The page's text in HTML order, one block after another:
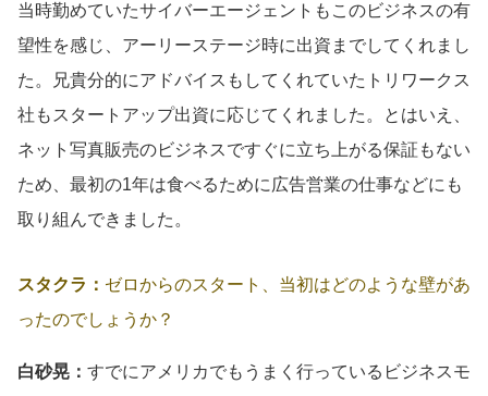
当時勤めていたサイバーエージェントもこのビジネスの有
望性を感じ、アーリーステージ時に出資までしてくれまし
た。兄貴分的にアドバイスもしてくれていたトリワークス
社もスタートアップ出資に応じてくれました。とはいえ、
ネット写真販売のビジネスですぐに立ち上がる保証もない
ため、最初の1年は食べるために広告営業の仕事などにも
取り組んできました。
スタクラ： ゼロからのスタート、当初はどのような壁があ
ったのでしょうか？
白砂晃： すでにアメリカでもうまく行っているビジネスモ